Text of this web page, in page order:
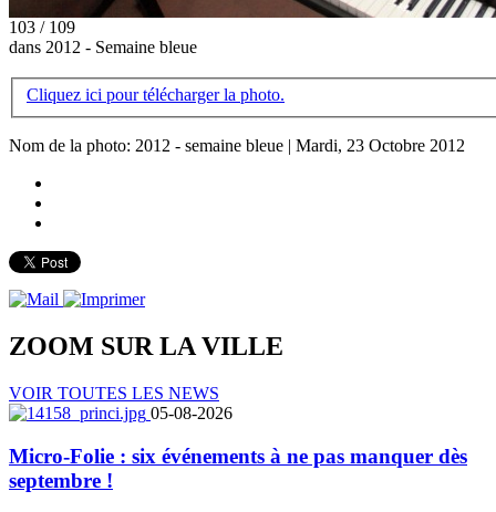
103 / 109
dans 2012 - Semaine bleue
Cliquez ici pour télécharger la photo.
Nom de la photo: 2012 - semaine bleue | Mardi, 23 Octobre 2012
ZOOM SUR LAVILLE
VOIR TOUTES LES NEWS
05-08-2026
Micro-Folie : six événements à ne pas manquer dès
septembre !